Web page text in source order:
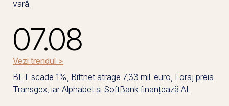
vară.
07.08
Vezi trendul >
BET scade 1%, Bittnet atrage 7,33 mil. euro, Foraj preia
Transgex, iar Alphabet și SoftBank finanțează AI.